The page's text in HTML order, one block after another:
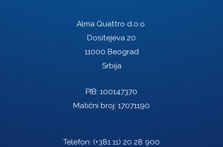
Alma Quattro d.o.o.
Dositejeva 20
11000 Beograd
Srbija
PIB: 100147370
Matični broj: 17071190
Telefon: (+381 11) 20 28 900